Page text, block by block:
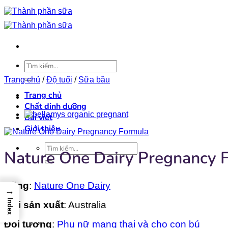
Bỏ
qua
nội
Tìm
kiếm:
Trang chủ
Chất dinh dưỡng
Bài viết
Giới thiệu
Tìm
kiếm:
Trang chủ / Độ tuổi / Sữa bầu
Nature One Dairy Pregnancy
Hãng: Nature One Dairy
Nơi sản xuất: Australia
Đối tượng: Phụ nữ mang thai và cho con bú
→
Index